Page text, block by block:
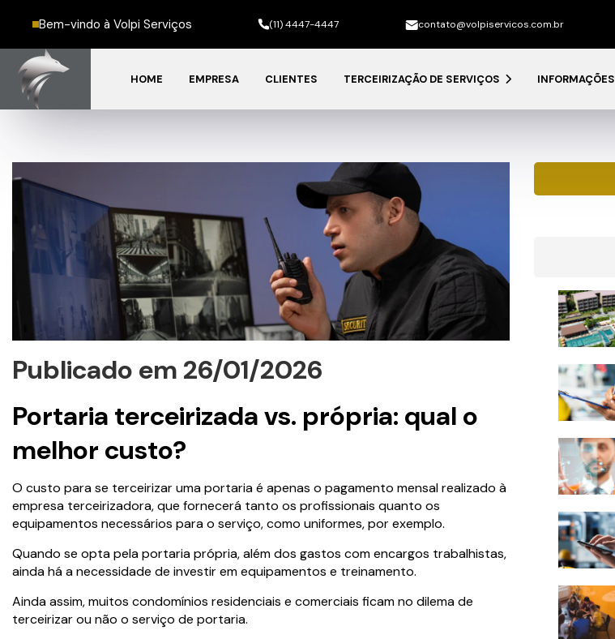
Bem-vindo à Volpi Serviços (11) 4447-4447 contato@volpiservicos.com.br
HOME EMPRESA CLIENTES TERCEIRIZAÇÃO DE SERVIÇOS INFORMAÇÕES
Publicado em 26/01/2026
Portaria terceirizada vs. própria: qual o
melhor custo?
O custo para se terceirizar uma portaria é apenas o pagamento mensal realizado à
empresa terceirizadora, que fornecerá tanto os profissionais quanto os
equipamentos necessários para o serviço, como uniformes, por exemplo.
Quando se opta pela portaria própria, além dos gastos com encargos trabalhistas,
ainda há a necessidade de investir em equipamentos e treinamento.
Ainda assim, muitos condomínios residenciais e comerciais ficam no dilema de
terceirizar ou não o serviço de portaria.